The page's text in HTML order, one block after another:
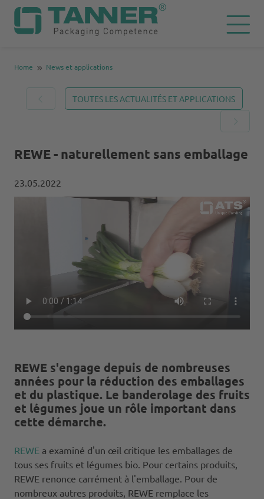
Home News et applications
TOUTES LES ACTUALITÉS ET APPLICATIONS
REWE - naturellement sans emballage
23.05.2022
REWE s'engage depuis de nombreuses
années pour la réduction des emballages
et du plastique. Le banderolage des fruits
et légumes joue un rôle important dans
cette démarche.
REWE a examiné d'un œil critique les emballages de
tous ses fruits et légumes bio. Pour certains produits,
REWE renonce carrément à l'emballage. Pour de
nombreux autres produits, REWE remplace les